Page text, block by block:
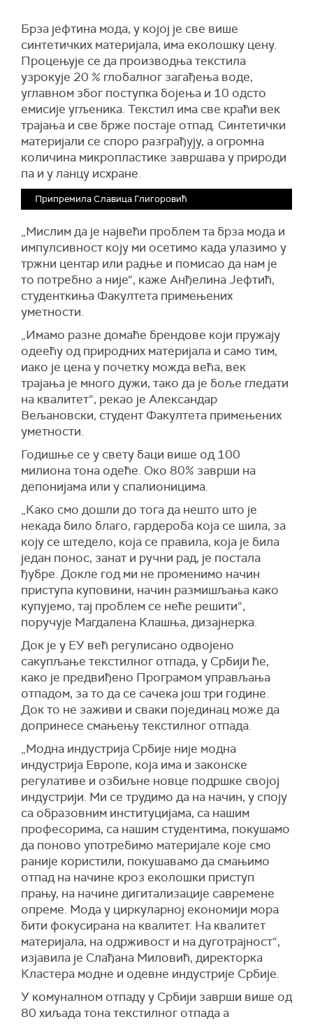
Брза јефтина мода, у којој је све више
синтетичких материјала, има еколошку цену.
Процењује се да производња текстила
узрокује 20 % глобалног загађења воде,
углавном због поступка бојења и 10 одсто
емисије угљеника. Текстил има све краћи век
трајања и све брже постаје отпад. Синтетички
материјали се споро разграђују, а огромна
количина микропластике завршава у природи
па и у ланцу исхране.
Припремила Славица Глигоровић
„Мислим да је највећи проблем та брза мода и
импулсивност коју ми осетимо када улазимо у
тржни центар или радње и помисао да нам је
то потребно а није“, каже Анђелина Јефтић,
студенткиња Факултета примењених
уметности.
„Имамо разне домаће брендове који пружају
одеећу од природних материјала и само тим,
иако је цена у почетку можда већа, век
трајања је много дужи, тако да је боље гледати
на квалитет“, рекао је Александар
Вељановски, студент Факултета примењених
уметности.
Годишње се у свету баци више од 100
милиона тона одеће. Око 80% заврши на
депонијама или у спалионицима.
„Како смо дошли до тога да нешто што је
некада било благо, гардероба која се шила, за
коју се штедело, која се правила, која је била
један понос, занат и ручни рад, је постала
ђубре. Докле год ми не променимо начин
приступа куповини, начин размишљања како
купујемо, тај проблем се неће решити“,
поручује Магдалена Клашња, дизајнерка.
Док је у ЕУ већ регулисано одвојено
сакупљање текстилног отпада, у Србији ће,
како је предвиђено Програмом управљања
отпадом, за то да се сачека још три године.
Док то не заживи и сваки појединац може да
допринесе смањењу текстилног отпада.
„Модна индустрија Србије није модна
индустрија Европе, која има и законске
регулативе и озбиљне новце подршке својој
индустрији. Ми се трудимо да на начин, у споју
са образовним институцијама, са нашим
професорима, са нашим студентима, покушамо
да поново употребимо материјале које смо
раније користили, покушавамо да смањимо
отпад на начине кроз еколошки приступ
прању, на начине дигитализације савремене
опреме. Мода у циркуларној економији мора
бити фокусирана на квалитет. На квалитет
материјала, на одрживост и на дуготрајност“,
изјавила је Слађана Миловић, директорка
Кластера модне и одевне индустрије Србије.
У комуналном отпаду у Србији заврши више од
80 хиљада тона текстилног отпада а